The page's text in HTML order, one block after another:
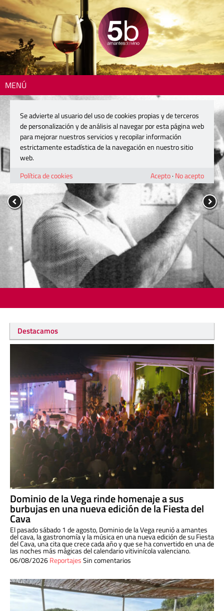
MENÚ
Destacamos
Dominio de la Vega rinde homenaje a sus
burbujas en una nueva edición de la Fiesta del
Cava
El pasado sábado 1 de agosto, Dominio de la Vega reunió a amantes
del cava, la gastronomía y la música en una nueva edición de su Fiesta
del Cava, una cita que crece cada año y que se ha convertido en una de
las noches más mágicas del calendario vitivinícola valenciano.
06/08/2026ReportajesSin comentarios
Se advierte al usuario del uso de cookies propias y de terceros
de personalización y de análisis al navegar por esta página web
para mejorar nuestros servicios y recopilar información
estrictamente estadística de la navegación en nuestro sitio
web.
Política de cookies
Acepto· No acepto